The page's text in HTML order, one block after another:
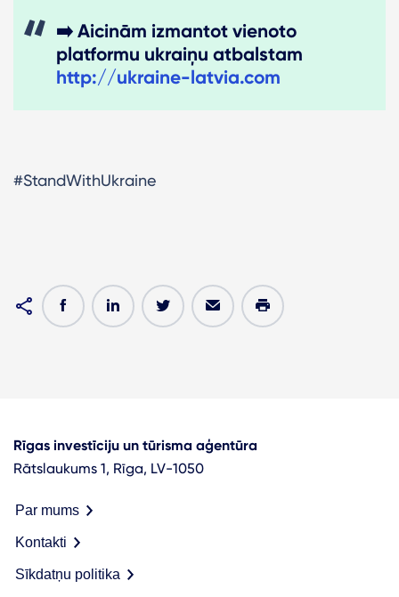
➡️ Aicinām izmantot vienoto
platformu ukraiņu atbalstam
http://ukraine-latvia.com
#StandWithUkraine
Rīgas investīciju un tūrisma aģentūra
Rātslaukums 1, Rīga, LV-1050
Par mums
Kontakti
Sīkdatņu politika